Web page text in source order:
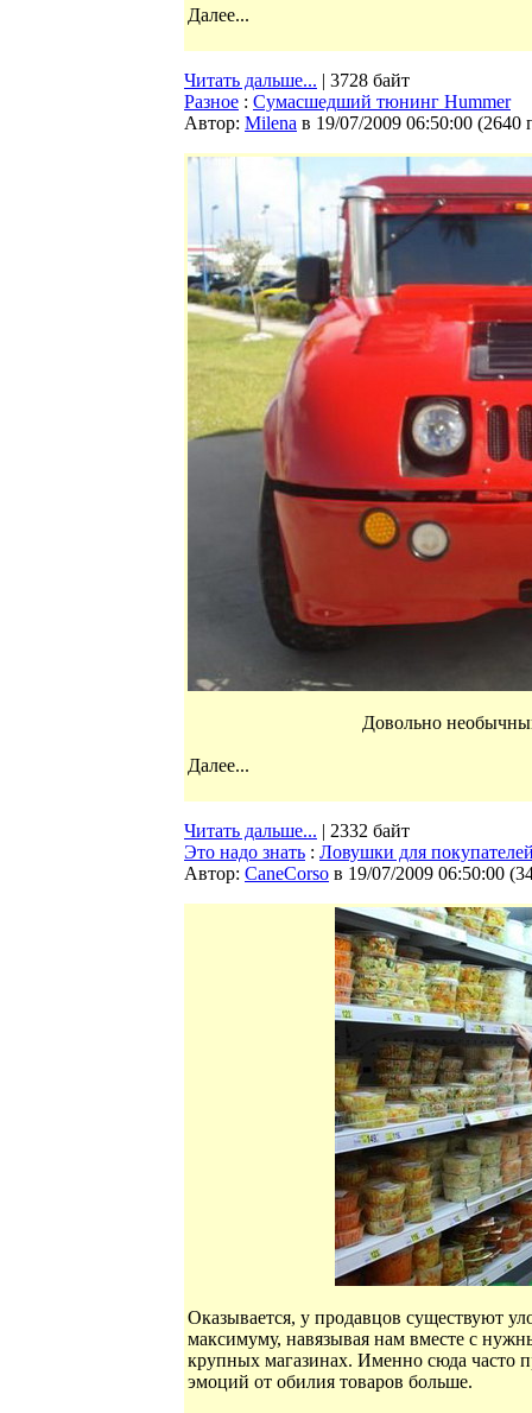
Далее...
Читать дальше... | 3728 байт
Разное : Сумасшедший тюнинг Hummer
Автор: Milena в 19/07/2009 06:50:00 (2640
Довольно
Далее...
Читать дальше... | 2332 байт
Это надо знать : Ловушки для
Автор: CaneCorso в 19/07/2009 06:50:00 (
Оказывается, у продавцов существуют
максимуму, навязывая нам вместе с
крупных магазинах. Именно сюда часто
эмоций от обилия товаров больше.